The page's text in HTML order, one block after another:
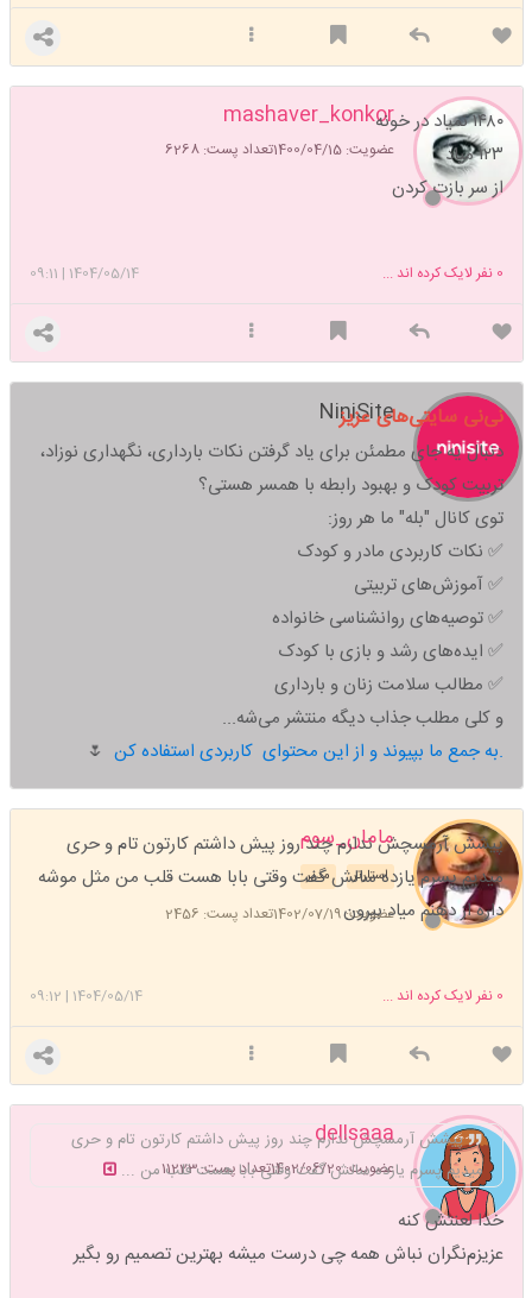
mashaver_konkor
عضویت: 1400/04/15 تعداد پست: 6268
۱۴۸۰ نمیاد در خونه
۱۲۳ میاد
از سر بازت کردن
1404/05/14
|
09:11 0 نفر لایک کرده اند ...
NiniSite
نی‌نی سایتی‌های عزیز
دنبال یه جای مطمئن برای یاد گرفتن نکات بارداری، نگهداری نوزاد،
تربیت کودک و بهبود رابطه با همسر هستی؟
توی کانال "بله" ما هر روز:
✅ نکات کاربردی مادر و کودک
✅ آموزش‌های تربیتی
✅ توصیه‌های روانشناسی خانواده
✅ ایده‌های رشد و بازی با کودک
✅ مطالب سلامت زنان و بارداری
و کلی مطلب جذاب دیگه منتشر می‌شه...
به جمع ما بپیوند و از این محتوای کاربردی استفاده کن.
🌷
مامان_سوم
مدیر استارتر
عضویت: 1402/07/19 تعداد پست: 2456
پیشش آرمسچش ندارم چند روز پیش داشتم کارتون تام و حری
میدیم پسرم یازده سالش گفت وقتی بابا هست قلب من مثل موشه
داره از دهنم میاد بیرون
1404/05/14
|
09:12 0 نفر لایک کرده اند ...
dellsaaa
عضویت: 1402/06/20 تعداد پست: 11223
پیشش آرمسچش ندارم چند روز پیش داشتم کارتون تام و حری
میدیم پسرم یازده سالش گفت وقتی بابا هست قلب من ...
خدا لعنتش کنه
عزیزم‌نگران نباش همه چی درست میشه بهترین تصمیم رو بگیر